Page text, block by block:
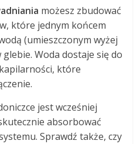
możesz zbudować
które jednym końcem
(umieszczonym wyżej
Woda dostaje się do
które
jest wcześniej
absorbować
Sprawdź także, czy